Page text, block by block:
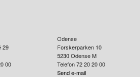
29
00
Odense
Forskerparken 10
5230 Odense M
Telefon 72 20 20 00
Send e-mail